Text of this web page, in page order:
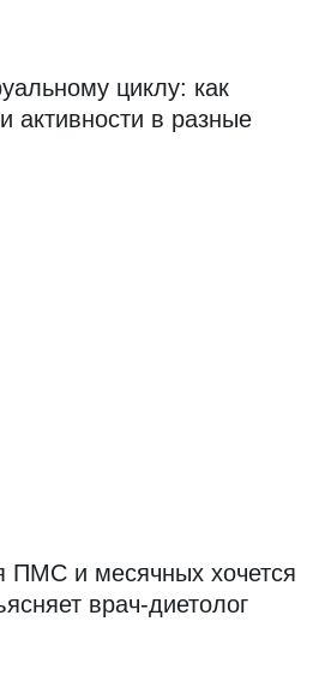
циклу: как
активности в разные
ПМС и месячных хочется
врач-диетолог